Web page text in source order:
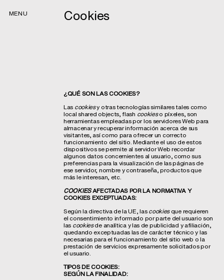
MENU Cookies
¿QUÉ SON LAS COOKIES?
Las cookiesy otras tecnologías similares tales como
local shared objects, flash cookieso píxeles, son
herramientas empleadas por los servidores Web para
almacenar y recuperar información acerca de sus
visitantes, así como para ofrecer un correcto
funcionamiento del sitio. Mediante el uso de estos
dispositivos se permite al servidor Web recordar
algunos datos concernientes al usuario, como sus
preferencias para la visualización de las páginas de
ese servidor, nombre y contraseña, productos que
más le interesan, etc.
COOKIESAFECTADAS POR LA NORMATIVA Y
COOKIES EXCEPTUADAS:
Según la directiva de la UE, lascookiesque requieren
el consentimiento informado por parte del usuario son
las cookiesde analítica y las de publicidad y afiliación,
quedando exceptuadas las de carácter técnico y las
necesarias para el funcionamiento del sitio web o la
prestación de servicios expresamente solicitados por
el usuario.
TIPOS DE COOKIES:
SEGÚN LA FINALIDAD: